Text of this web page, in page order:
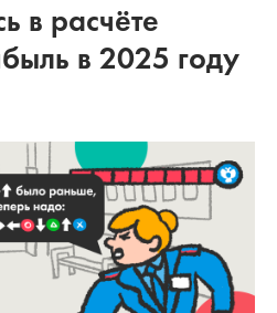
в расчёте
в 2025 году